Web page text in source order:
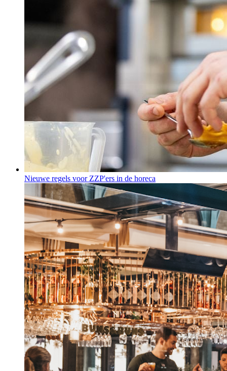
Nieuwe regels voor ZZP'ers in de horeca